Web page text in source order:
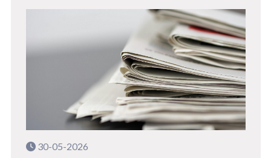
30-05-2026